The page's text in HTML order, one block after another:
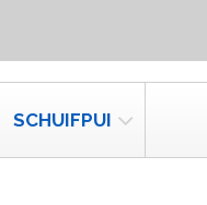
SCHUIFPUI